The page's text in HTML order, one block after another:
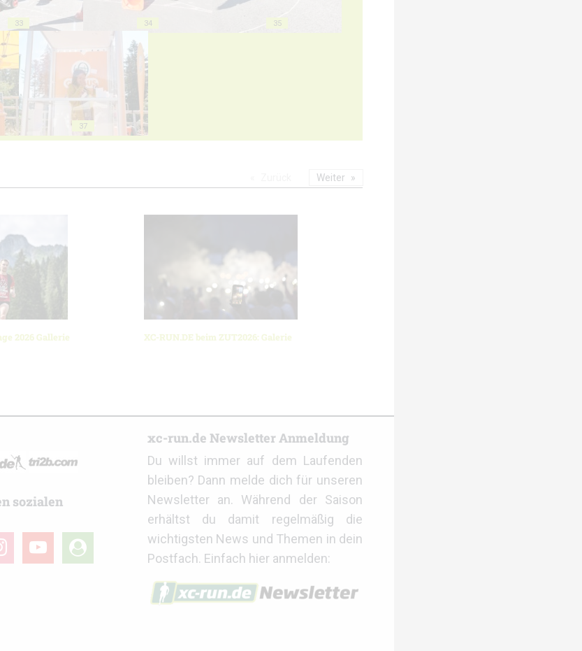
33 34 35
37
2026 Gallerie XC-RUN.DE beim ZUT2026: Galerie
Weiter
sozialen
youtube
user-
circle
xc-run.de Newsletter Anmeldung
Du willst immer auf dem Laufenden
bleiben? Dann melde dich für unseren
Newsletter an. Während der Saison
erhältst du damit regelmäßig die
wichtigsten News und Themen in dein
Postfach. Einfach hier anmelden: